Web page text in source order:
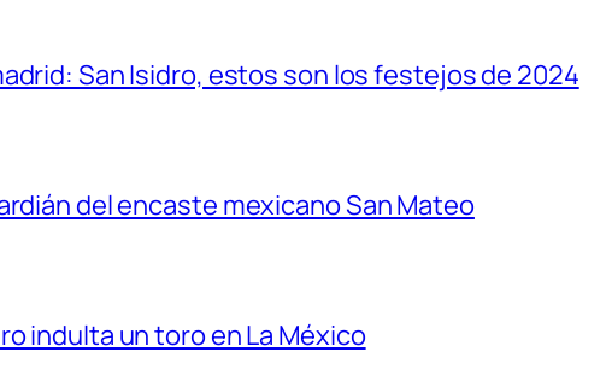
San Isidro, estos son los festejos de 2024
del encaste mexicano San Mateo
indulta un toro en La México